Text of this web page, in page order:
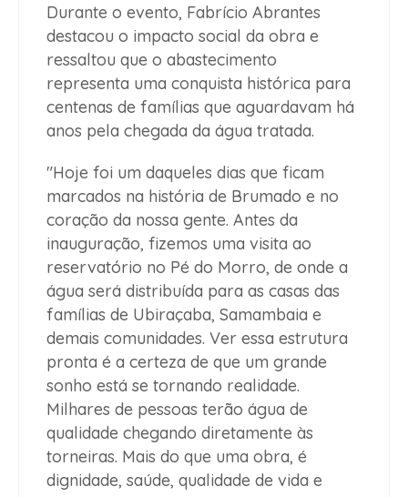
Durante o evento, Fabrício Abrantes
destacou o impacto social da obra e
ressaltou que o abastecimento
representa uma conquista histórica para
centenas de famílias que aguardavam há
anos pela chegada da água tratada.
"Hoje foi um daqueles dias que ficam
marcados na história de Brumado e no
coração da nossa gente. Antes da
inauguração, fizemos uma visita ao
reservatório no Pé do Morro, de onde a
água será distribuída para as casas das
famílias de Ubiraçaba, Samambaia e
demais comunidades. Ver essa estrutura
pronta é a certeza de que um grande
sonho está se tornando realidade.
Milhares de pessoas terão água de
qualidade chegando diretamente às
torneiras. Mais do que uma obra, é
dignidade, saúde, qualidade de vida e